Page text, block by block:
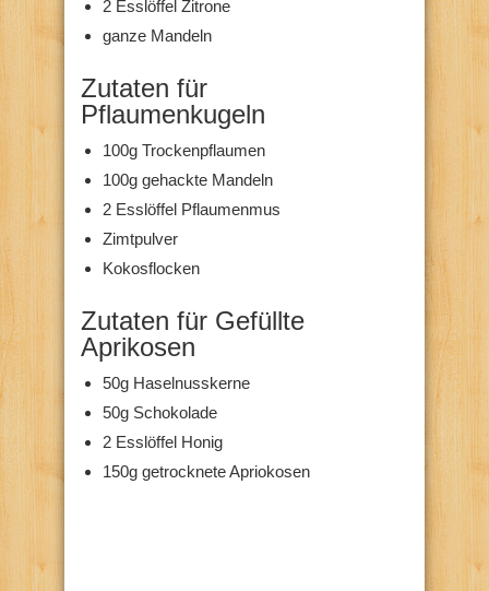
2 Esslöffel Zitrone
ganze Mandeln
Zutaten für
Pflaumenkugeln
100g Trockenpflaumen
100g gehackte Mandeln
2 Esslöffel Pflaumenmus
Zimtpulver
Kokosflocken
Zutaten für Gefüllte
Aprikosen
50g Haselnusskerne
50g Schokolade
2 Esslöffel Honig
150g getrocknete Apriokosen